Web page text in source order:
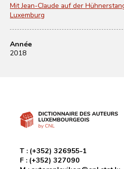
Mit Jean-Claude auf der
Luxemburg
Année
2018
T : (+352) 326955-1
F : (+352) 327090